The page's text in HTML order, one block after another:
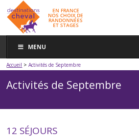
EN FRANCE
NOS CHOIX DE
RANDONNÉES
ET STAGES
MENU
Accueil >Activités de Septembre
Activités de Septembre
12 SÉJOURS